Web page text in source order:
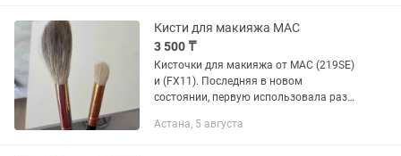
идеального...
Кисти для макияжа MAC
3 500 ₸
Кисточки для макияжа от MAC (219SE)
и (FX11). Последняя в новом
состоянии, первую использовала раза
найти, самая близкая модель 219S
Астана, 5 августа